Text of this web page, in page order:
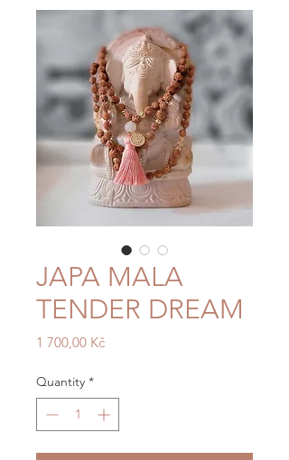
JAPA MALA
TENDER DREAM
1 700,00 KčPrice
Quantity *